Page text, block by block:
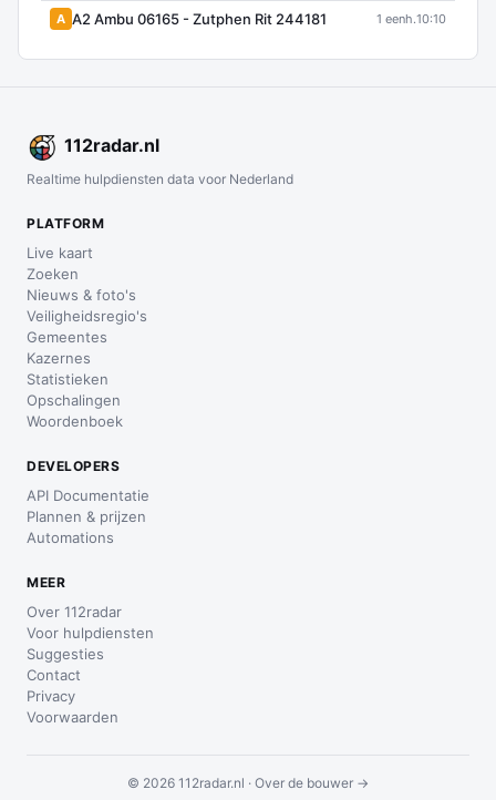
A A2 Ambu 06165 - Zutphen Rit 244181 1 eenh.10:10
112radar.nl
Realtime hulpdiensten data voor Nederland
PLATFORM
Live kaart
Zoeken
Nieuws & foto's
Veiligheidsregio's
Gemeentes
Kazernes
Statistieken
Opschalingen
Woordenboek
DEVELOPERS
API Documentatie
Plannen & prijzen
Automations
MEER
Over 112radar
Voor hulpdiensten
Suggesties
Contact
Privacy
Voorwaarden
© 2026 112radar.nl · Over de bouwer →